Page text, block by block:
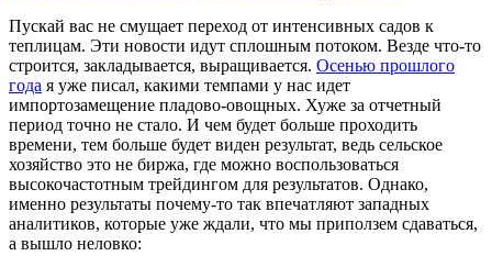
Пускай вас не смущает переход от интенсивных садов к
теплицам. Эти новости идут сплошным потоком. Везде что-то
строится, закладывается, выращивается. Осенью прошлого
года я уже писал, какими темпами у нас идет
импортозамещение пладово-овощных. Хуже за отчетный
период точно не стало. И чем будет больше проходить
времени, тем больше будет виден результат, ведь сельское
хозяйство это не биржа, где можно воспользоваться
высокочастотным трейдингом для результатов. Однако,
именно результаты почему-то так впечатляют западных
аналитиков, которые уже ждали, что мы приползем сдаваться,
а вышло неловко: